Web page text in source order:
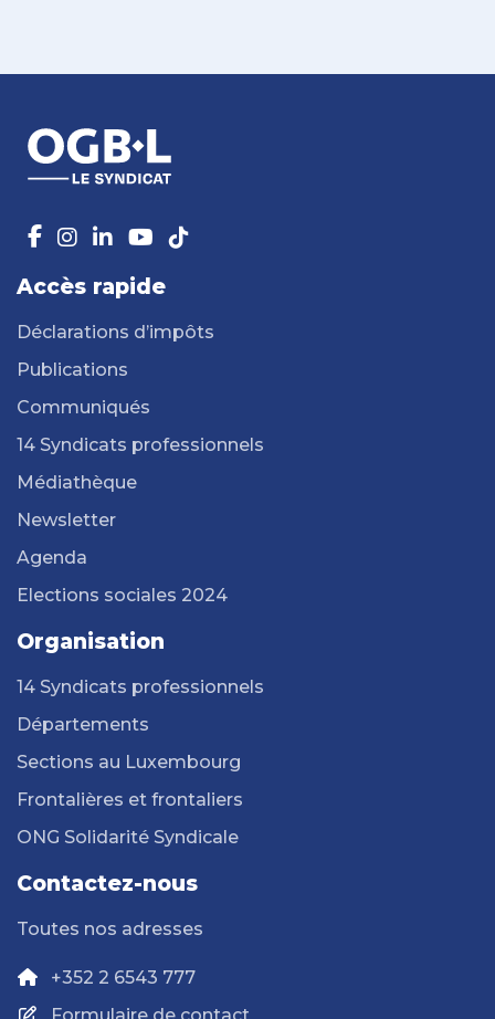
Accès rapide
Déclarations d’impôts
Publications
Communiqués
14 Syndicats professionnels
Médiathèque
Newsletter
Agenda
Elections sociales 2024
Organisation
14 Syndicats professionnels
Départements
Sections au Luxembourg
Frontalières et frontaliers
ONG Solidarité Syndicale
Contactez-nous
Toutes nos adresses
+352 2 6543 777